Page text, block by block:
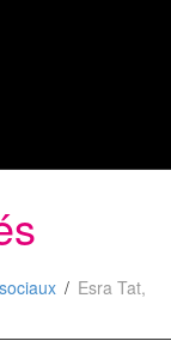
Esra Tat,